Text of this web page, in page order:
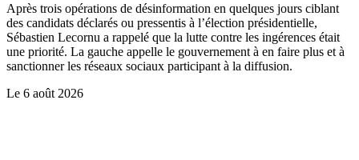
Après trois opérations de désinformation en quelques jours ciblant
des candidats déclarés ou pressentis à l’élection présidentielle,
Sébastien Lecornu a rappelé que la lutte contre les ingérences était
une priorité. La gauche appelle le gouvernement à en faire plus et à
sanctionner les réseaux sociaux participant à la diffusion.
Le 6 août 2026